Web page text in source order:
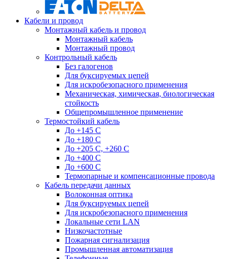
Кабели и провод
Монтажный кабель и провод
Монтажный кабель
Монтажный провод
Контрольный кабель
Без галогенов
Для буксируемых цепей
Для искробезопасного применения
Механическая, химическая, биологическая
стойкость
Общепромышленное применение
Термостойкий кабель
До +145 С
До +180 C
До +205 С, +260 С
До +400 C
До +600 С
Термопарные и компенсационные провода
Кабель передачи данных
Волоконная оптика
Для буксируемых цепей
Для искробезопасного применения
Локальные сети LAN
Низкочастотные
Пожарная сигнализация
Промышленная автоматизация